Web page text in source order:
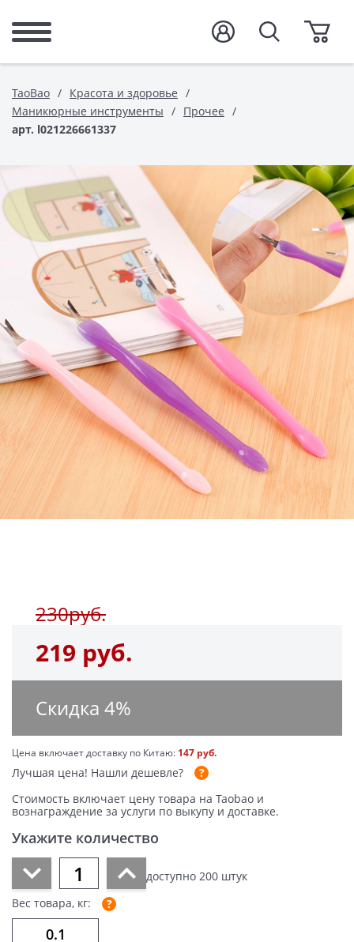
TaoBao
Красота и здоровье
Маникюрные инструменты
Прочее
арт. l021226661337
230руб.
219 руб.
Скидка 4%
Цена включает доставку по Китаю: 147 руб.
Лучшая цена! Нашли дешевле?
Стоимость включает цену товара на Taobao и
вознаграждение за услуги по выкупу и доставке.
Укажите количество
доступно 200 штук
Вес товара, кг: